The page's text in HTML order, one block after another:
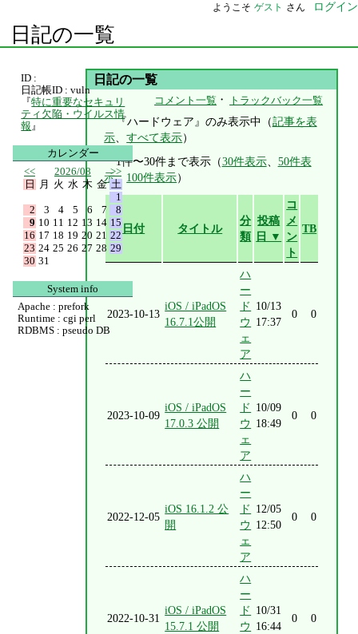
ようこそ ゲスト さん ログイン
日記の一覧
日記の一覧
コメント一覧 ・ トラックバック一覧
『ハードウェア』のみ表示中（記事を表
示、すべて表示）
1件〜30件まで表示（30件表示、 50件表
示、 100件表示）
日付 タイトル
分
類
投稿
日 ▼
コ
メ
ン
ト
TB
2023-10-13
iOS / iPadOS
16.7.1公開
ハ
ー
ド
ウ
ェ
ア
10/13
17:37
0 0
2023-10-09
iOS / iPadOS
17.0.3 公開
ハ
ー
ド
ウ
ェ
ア
10/09
18:49
0 0
2022-12-05
iOS 16.1.2 公
開
ハ
ー
ド
ウ
ェ
ア
12/05
12:50
0 0
2022-10-31
iOS / iPadOS
15.7.1 公開
ハ
ー
ド
ウ
10/31
16:44
0 0
ID :
日記帳ID : vuln
『特に重要なセキュリ
ティ欠陥・ウイルス情
報 』
カレンダー
<<
2026/08
>>
日
月 火 水 木 金 土
1
2
3 4 5 6 7
8
9 10 11 12 13 14 15
16 17 18 19 20 21 22
23 24 25 26 27 28 29
30 31
System info
Apache : prefork
Runtime : cgi perl
RDBMS : pseudo DB